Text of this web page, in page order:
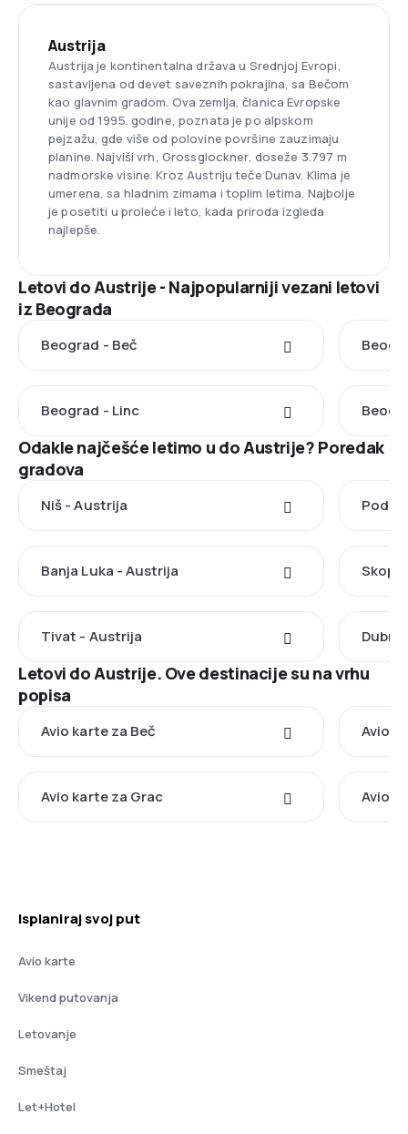
Austrija
Austrija je kontinentalna država u Srednjoj Evropi,
sastavljena od devet saveznih pokrajina, sa Bečom
kao glavnim gradom. Ova zemlja, članica Evropske
unije od 1995. godine, poznata je po alpskom
pejzažu, gde više od polovine površine zauzimaju
planine. Najviši vrh, Grossglockner, doseže 3.797 m
nadmorske visine. Kroz Austriju teče Dunav. Klima je
umerena, sa hladnim zimama i toplim letima. Najbolje
je posetiti u proleće i leto, kada priroda izgleda
najlepše.
Letovi do Austrije - Najpopularniji vezani letovi
iz Beograda
Beograd - Beč
Beograd - Linc
Odakle najčešće letimo u do Austrije? Poredak
gradova
Niš - Austrija
Banja Luka - Austrija
Tivat - Austrija
Letovi do Austrije. Ove destinacije su na vrhu
popisa
Avio karte za Beč Avio
Avio karte za Grac Avio
Isplaniraj svoj put
Avio karte
Vikend putovanja
Letovanje
Smeštaj
Let+Hotel